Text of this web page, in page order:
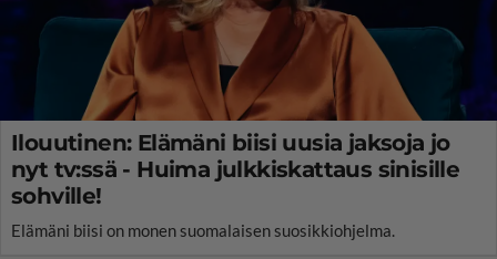
Ilouutinen: Elämäni biisi uusia jaksoja jo
nyt tv:ssä - Huima julkkiskattaus sinisille
sohville!
Elämäni biisi on monen suomalaisen suosikkiohjelma.